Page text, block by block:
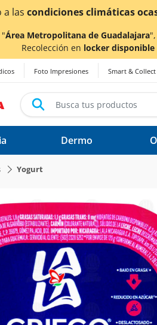
ocasionadas por las
Área Metropolitana de Guadalajara
Recolección en locker disponible
Foto Impresiones Smart & Collect
Dermo
Yogurt